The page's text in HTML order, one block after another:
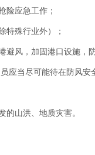
应急工作；
殊行业外）；
风，加固港口设施，
当尽可能待在防风安
山洪、地质灾害。